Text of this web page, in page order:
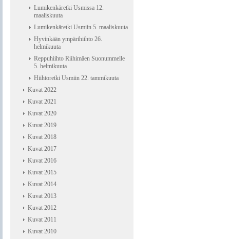
Lumikenkäretki Usmissa 12.
maaliskuuta
Lumikenkäretki Usmiin 5. maaliskuuta
Hyvinkään ympärihiihto 26.
helmikuuta
Reppuhiihto Riihimäen Suonummelle
5. helmikuuta
Hiihtoretki Usmiin 22. tammikuuta
Kuvat 2022
Kuvat 2021
Kuvat 2020
Kuvat 2019
Kuvat 2018
Kuvat 2017
Kuvat 2016
Kuvat 2015
Kuvat 2014
Kuvat 2013
Kuvat 2012
Kuvat 2011
Kuvat 2010